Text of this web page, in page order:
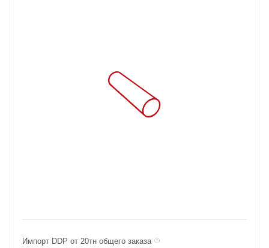
Импорт DDP от 20тн общего заказа